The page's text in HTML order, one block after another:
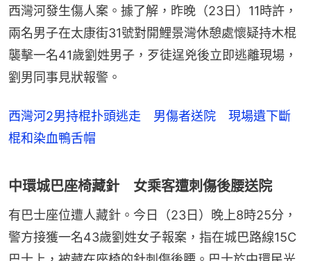
西灣河發生傷人案。據了解，昨晚（23日）11時許，
兩名男子在太康街31號對開鯉景灣休憩處懷疑持木棍
襲擊一名41歲劉姓男子，歹徒逞兇後立即逃離現場，
劉男同事見狀報警。
西灣河2男持棍扑頭逃走 男傷者送院 現場遺下斷
棍和染血鴨舌帽
中環城巴座椅藏針 女乘客遭刺傷後腰送院
有巴士座位遭人藏針。今日（23日）晚上8時25分，
警方接獲一名43歲劉姓女子報案，指在城巴路線15C